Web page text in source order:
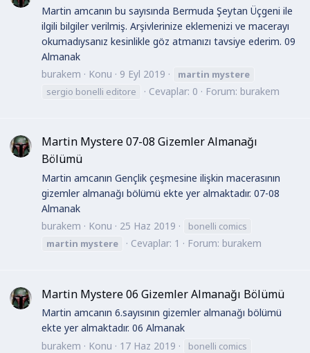
Martin amcanın bu sayısında Bermuda Şeytan Üçgeni ile
ilgili bilgiler verilmiş. Arşivlerinize eklemenizi ve macerayı
okumadıysanız kesinlikle göz atmanızı tavsiye ederim. 09
Almanak
burakem
Konu 9 Eyl 2019 martin mystere
sergio bonelli editore
Cevaplar: 0 Forum: burakem
Martin Mystere 07-08 Gizemler Almanağı
Bölümü
Martin amcanın Gençlik çeşmesine ilişkin macerasının
gizemler almanağı bölümü ekte yer almaktadır. 07-08
Almanak
burakem
Konu 25 Haz 2019
bonelli comics
martin mystere Cevaplar: 1 Forum: burakem
Martin Mystere 06 Gizemler Almanağı Bölümü
Martin amcanın 6.sayısının gizemler almanağı bölümü
ekte yer almaktadır. 06 Almanak
burakem
Konu 17 Haz 2019
bonelli comics